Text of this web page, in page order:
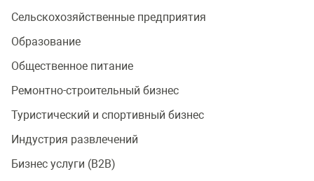
Сельскохозяйственные предприятия
Образование
Общественное питание
Ремонтно-строительный бизнес
Туристический и спортивный бизнес
Индустрия развлечений
Бизнес услуги (B2B)